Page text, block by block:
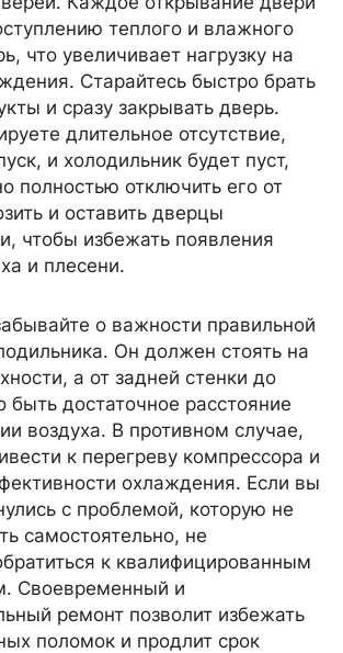
теплого и влажного
что увеличивает нагрузку на
Старайтесь быстро брать
и сразу закрывать дверь.
длительное отсутствие,
и холодильник будет пуст,
полностью отключить его от
и оставить дверцы
чтобы избежать появления
и плесени.
о важности правильной
Он должен стоять на
а от задней стенки до
достаточное расстояние
воздуха. В противном случае,
к перегреву компрессора и
охлаждения. Если вы
с проблемой, которую не
самостоятельно, не
к квалифицированным
Своевременный и
ремонт позволит избежать
поломок и продлит срок